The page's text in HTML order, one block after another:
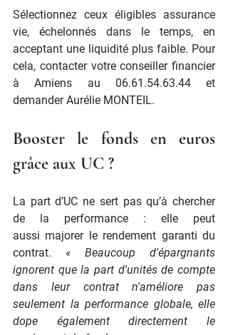
Sélectionnez ceux éligibles assurance
vie, échelonnés dans le temps, en
acceptant une liquidité plus faible. Pour
cela, contacter votre conseiller financier
à Amiens au 06.61.54.63.44 et
demander Aurélie MONTEIL.
Booster le fonds en euros
grâce aux UC ?
La part d’UC ne sert pas qu’à chercher
de la performance : elle peut
aussi majorer le rendement garanti du
contrat. « Beaucoup d'épargnants
ignorent que la part d'unités de compte
dans leur contrat n'améliore pas
seulement la performance globale, elle
dope également directement le